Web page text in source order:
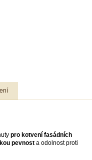
pro kotvení fasádních
pevnost a odolnost proti